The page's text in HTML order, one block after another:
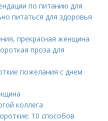
по питанию для
питаться для здоровья
прекрасная женщина
проза для
пожелания с днем
коллега
10 способов